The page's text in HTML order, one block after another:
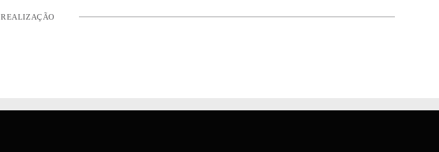
REALIZAÇÃO